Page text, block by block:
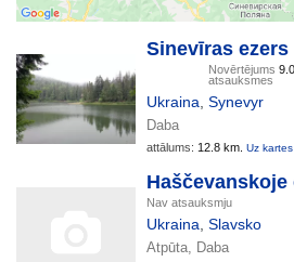
Sinevīras ezers
Novērtējums
atsauksmes
Ukraina Synevyr
Daba
attālums: 12.8 km. Uz kartes
Haščevanskoje
Nav atsauksmju
Ukraina Slavsko
Atpūta, Daba